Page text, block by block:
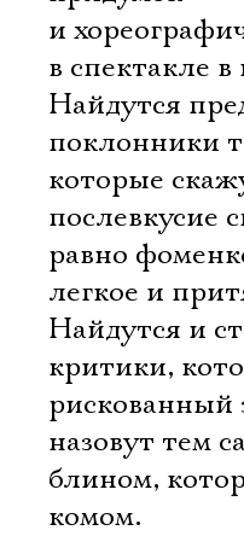
и
в спектакле
Найдутся
поклонники
которые
послевкусие
равно
легкое и
Найдутся и
критики,
рискованный
назовут тем
блином,
комом.